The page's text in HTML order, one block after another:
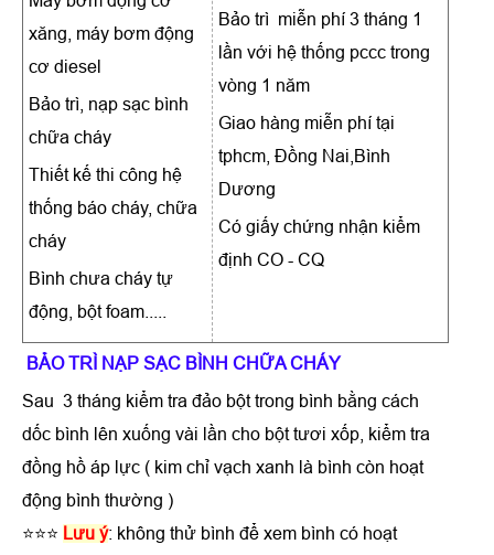
xăng, máy bơm động
cơ diesel
Bảo trì, nạp sạc bình
chữa cháy
Thiết kế thi công hệ
thống báo cháy, chữa
cháy
Bình chưa cháy tự
động, bột foam.....
Bảo trì miễn phí 3 tháng 1
lần với hệ thống pccc trong
vòng 1 năm
Giao hàng miễn phí tại
tphcm, Đồng Nai,Bình
Dương
Có giấy chứng nhận kiểm
định CO - CQ
BẢO TRÌ NẠP SẠC BÌNH CHỮA CHÁY
Sau 3 tháng kiểm tra đảo bột trong bình bằng cách
dốc bình lên xuống vài lần cho bột tươi xốp, kiểm tra
đồng hồ áp lực ( kim chỉ vạch xanh là bình còn hoạt
động bình thường )
⭐⭐⭐ Lưu ý: không thử bình để xem bình có hoạt